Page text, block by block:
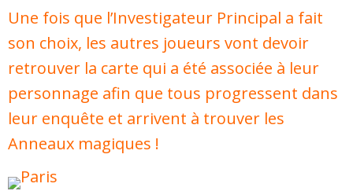
Une fois que l’Investigateur Principal a fait
son choix, les autres joueurs vont devoir
retrouver la carte qui a été associée à leur
personnage afin que tous progressent dans
leur enquête et arrivent à trouver les
Anneaux magiques !